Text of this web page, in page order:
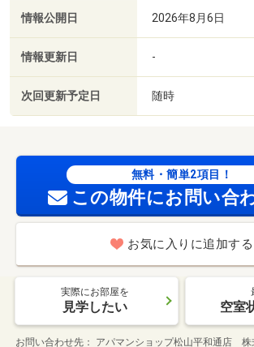
情報公開日 2026年8月6日
情報更新日 -
次回更新予定日 随時
無料・簡単2項目！
この物件にお問い合
お気に入りに追加する
実際にお部屋を
見学したい 空室
お問い合わせ先 アパマンショップ松山平和通店